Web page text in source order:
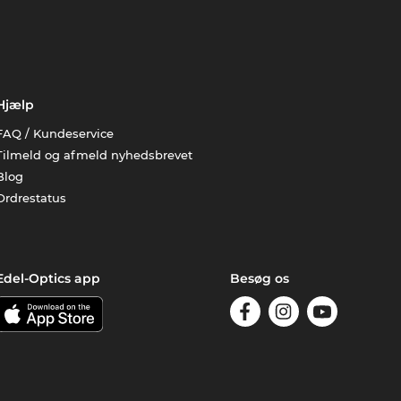
/ Kundeservice
og afmeld nyhedsbrevet
Optics app Besøg os